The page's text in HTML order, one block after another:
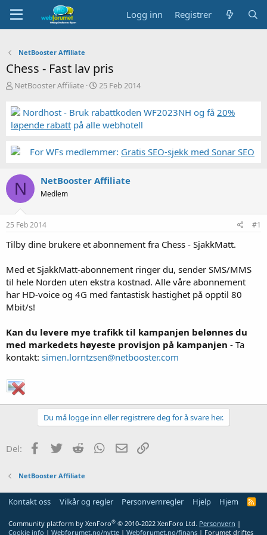
Logg inn Registrer
NetBooster Affiliate
Chess - Fast lav pris
T
å
d
s
a
e
r
NetBooster Affiliate
S
r
t
a
25 Feb 2014
Nordhost - Bruk rabattkoden WF2023NH og få 20%
løpende rabatt på alle webhotell
For WFs medlemmer: Gratis SEO-sjekk med Sonar SEO
N NetBooster Affiliate
Medlem
25 Feb 2014 #1
Tilby dine brukere et abonnement fra Chess - SjakkMatt.
Med et SjakkMatt-abonnement ringer du, sender SMS/MMS
til hele Norden uten ekstra kostnad. Alle våre abonnement
har HD-voice og 4G med fantastisk hastighet på opptil 80
Mbit/s!
Kan du levere mye trafikk til kampanjen belønnes du
med markedets høyeste provisjon på kampanjen - Ta
kontakt: simen.lorntzsen@netbooster.com
Du må logge inn eller registrere deg for å svare her.
Del: Facebook
Twitter Reddit WhatsApp
E-post
NetBooster Affiliate
Kontakt oss Vilkår og regler Personvernregler Hjelp Hjem
R
Community platform by XenForo® © 2010-2022 XenForo Ltd. Personvern |
Cookie info | Webforumet.no/nytte | Webforumet.no/finans | Forumet driftes